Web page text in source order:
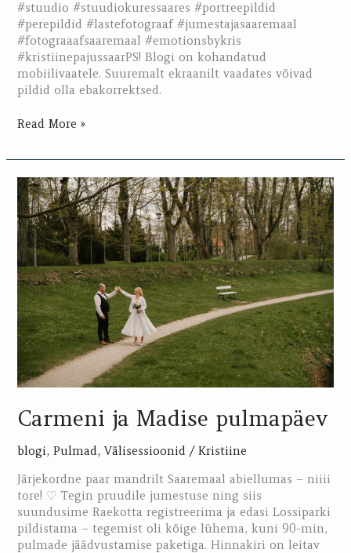
#stuudio #stuudiokuressaares #portreepildid
#perepildid #lastefotograaf #jumestajasaaremaal
#fotograaafsaaremaal #emotionsbykris
#kristiinepajussaarPS! Blogi on kohandatud
mobiilivaatele. Suuremalt ekraanilt vaadates võivad
pildid olla ebakorrektsed.
Read More »
Carmeni ja Madise pulmapäev
blogi,Pulmad,Välisessioonid /Kristiine
Järjekordne paar mandrilt Saaremaal abiellumas – niiii
tore! ♡ Tegin pruudile jumestuse ning siis
suundusime Raekotta registreerima ja edasi Lossiparki
pildistama – tegemist oli kõige lühema, kuni 90-min,
pulmade jäädvustamise paketiga. Hinnakiri on leitav
Carmeni
ja
Madise
pulmapäev